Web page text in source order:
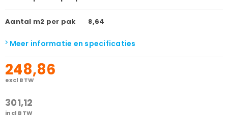
Aantal m2 per pak 8,64
Meer informatie en specificaties
248,86
excl BTW
301,12
incl BTW